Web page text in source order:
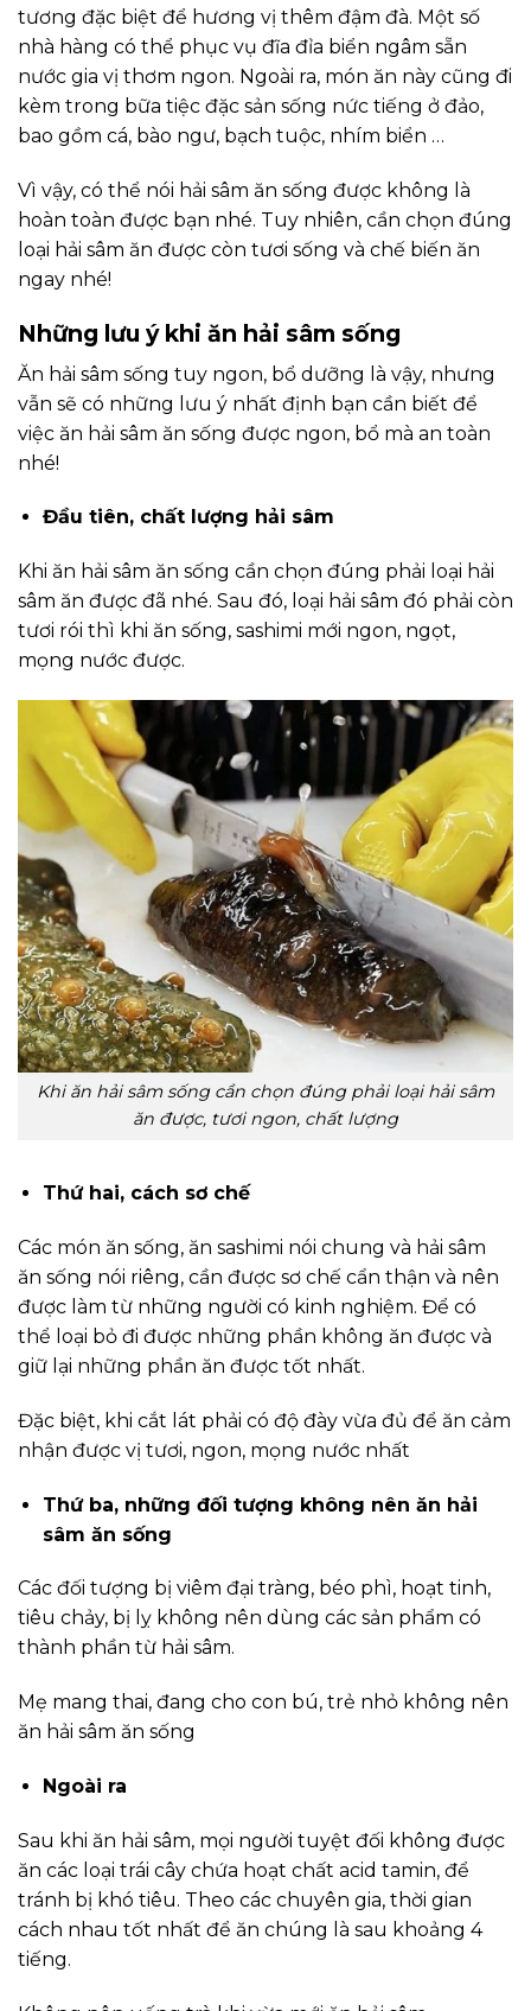
tương đặc biệt để hương vị thêm đậm đà. Một số
nhà hàng có thể phục vụ đĩa đỉa biển ngâm sẵn
nước gia vị thơm ngon. Ngoài ra, món ăn này cũng đi
kèm trong bữa tiệc đặc sản sống nức tiếng ở đảo,
bao gồm cá, bào ngư, bạch tuộc, nhím biển …
Vì vậy, có thể nói hải sâm ăn sống được không là
hoàn toàn được bạn nhé. Tuy nhiên, cần chọn đúng
loại hải sâm ăn được còn tươi sống và chế biến ăn
ngay nhé!
Những lưu ý khi ăn hải sâm sống
Ăn hải sâm sống tuy ngon, bổ dưỡng là vậy, nhưng
vẫn sẽ có những lưu ý nhất định bạn cần biết để
việc ăn hải sâm ăn sống được ngon, bổ mà an toàn
nhé!
Đầu tiên, chất lượng hải sâm
Khi ăn hải sâm ăn sống cần chọn đúng phải loại hải
sâm ăn được đã nhé. Sau đó, loại hải sâm đó phải còn
tươi rói thì khi ăn sống, sashimi mới ngon, ngọt,
mọng nước được.
Khi ăn hải sâm sống cần chọn đúng phải loại hải sâm
ăn được, tươi ngon, chất lượng
Thứ hai, cách sơ chế
Các món ăn sống, ăn sashimi nói chung và hải sâm
ăn sống nói riêng, cần được sơ chế cẩn thận và nên
được làm từ những người có kinh nghiệm. Để có
thể loại bỏ đi được những phần không ăn được và
giữ lại những phần ăn được tốt nhất.
Đặc biệt, khi cắt lát phải có độ đày vừa đủ để ăn cảm
nhận được vị tươi, ngon, mọng nước nhất
Thứ ba, những đối tượng không nên ăn hải
sâm ăn sống
Các đối tượng bị viêm đại tràng, béo phì, hoạt tinh,
tiêu chảy, bị lỵ không nên dùng các sản phẩm có
thành phần từ hải sâm.
Mẹ mang thai, đang cho con bú, trẻ nhỏ không nên
ăn hải sâm ăn sống
Ngoài ra
Sau khi ăn hải sâm, mọi người tuyệt đối không được
ăn các loại trái cây chứa hoạt chất acid tamin, để
tránh bị khó tiêu. Theo các chuyên gia, thời gian
cách nhau tốt nhất để ăn chúng là sau khoảng 4
tiếng.